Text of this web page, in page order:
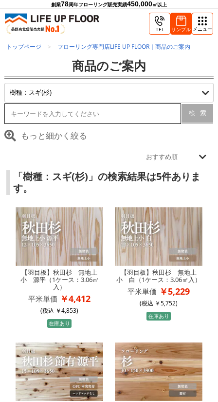
創業78周年フローリング販売実績450,000㎡以上
TEL サンプル メニュー
トップページ フローリング専門店LIFE UP FLOOR｜商品のご案内
商品のご案内
検索
もっと細かく絞る
「樹種：スギ(杉)」の検索結果は5件ありま
す。
【羽目板】秋田杉 無地上
小 源平（1ケース：3.06㎡
入）
平米単価 4,412
(税込 4,853)
在庫あり
【羽目板】秋田杉 無地上
小 白（1ケース：3.06㎡入）
平米単価 5,229
(税込 5,752)
在庫あり